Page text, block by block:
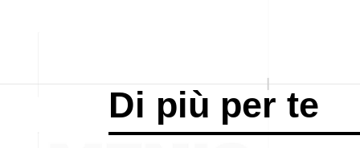
Di più per te